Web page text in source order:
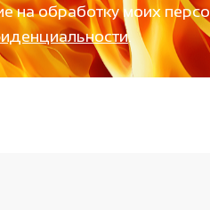
на обработку моих
.